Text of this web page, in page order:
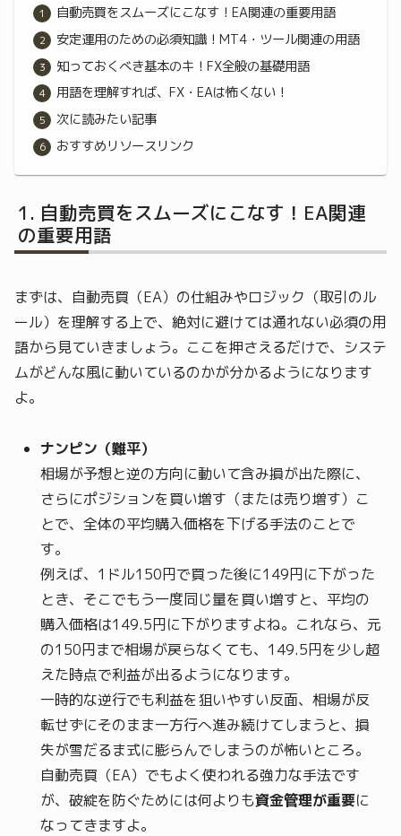
自動売買をスムーズにこなす！EA関連の重要用語
安定運用のための必須知識！MT4・ツール関連の用語
知っておくべき基本のキ！FX全般の基礎用語
用語を理解すれば、FX・EAは怖くない！
次に読みたい記事
おすすめリソースリンク
自動売買をスムーズにこなす！EA関連
の重要用語
まずは、自動売買（EA）の仕組みやロジック（取引のル
ール）を理解する上で、絶対に避けては通れない必須の用
語から見ていきましょう。ここを押さえるだけで、システ
ムがどんな風に動いているのかが分かるようになります
よ。
ナンピン（難平）
相場が予想と逆の方向に動いて含み損が出た際に、
さらにポジションを買い増す（または売り増す）こ
とで、全体の平均購入価格を下げる手法のことで
す。
例えば、1ドル150円で買った後に149円に下がった
とき、そこでもう一度同じ量を買い増すと、平均の
購入価格は149.5円に下がりますよね。これなら、元
の150円まで相場が戻らなくても、149.5円を少し超
えた時点で利益が出るようになります。
一時的な逆行でも利益を狙いやすい反面、相場が反
転せずにそのまま一方行へ進み続けてしまうと、損
失が雪だるま式に膨らんでしまうのが怖いところ。
自動売買（EA）でもよく使われる強力な手法です
が、破綻を防ぐためには何よりも資金管理が重要に
なってきますよ。